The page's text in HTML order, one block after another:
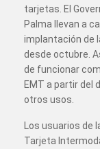
tarjetas. El
Palma llevan a
implantación de
desde octubre.
de funcionar
EMT a partir del
otros usos.
Los usuarios de
Tarjeta